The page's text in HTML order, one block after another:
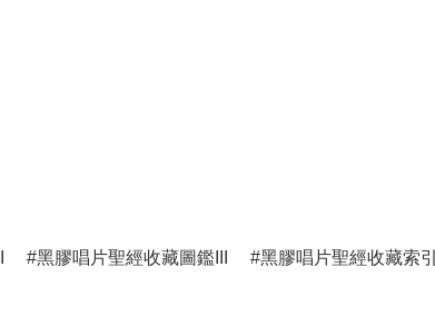
黑膠唱片聖經收藏圖鑑III 黑膠唱片聖經收藏索引I